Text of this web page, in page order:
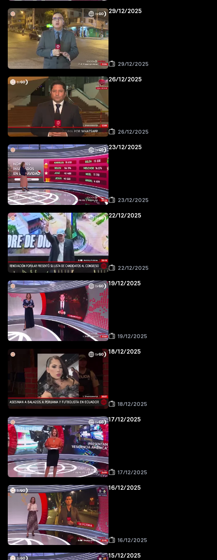
29/12/2025
29/12/2025
26/12/2025
26/12/2025
23/12/2025
23/12/2025
22/12/2025
22/12/2025
19/12/2025
19/12/2025
18/12/2025
18/12/2025
17/12/2025
17/12/2025
16/12/2025
16/12/2025
15/12/2025